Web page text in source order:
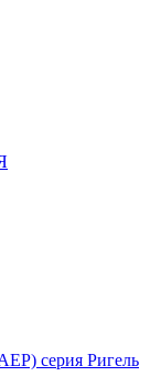
серия Ригель